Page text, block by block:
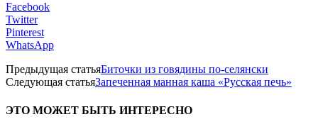
Facebook
Twitter
Pinterest
WhatsApp
Предыдущая статьяБиточки из говядины по-селянски
Следующая статьяЗапеченная манная каша «Русская печь»
ЭТО МОЖЕТ БЫТЬ ИНТЕРЕСНО